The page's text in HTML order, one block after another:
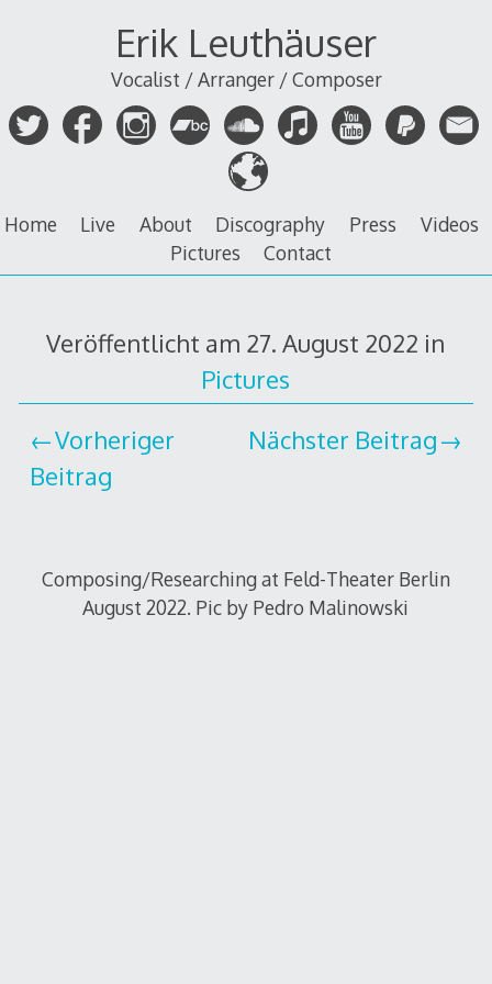
Erik Leuthäuser
Vocalist / Arranger / Composer
Home Live About Discography Press
Videos
Pictures
Contact
Veröffentlicht am 27. August 2022 in
Pictures
Vorheriger
Beitrag
Nächster Beitrag
Composing/Researching at Feld-Theater Berlin
August 2022. Pic by Pedro Malinowski